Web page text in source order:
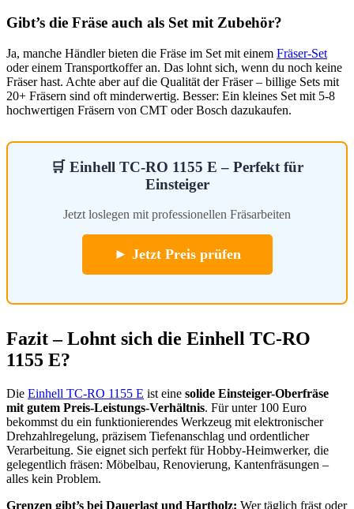
Gibt’s die Fräse auch als Set mit Zubehör?
Ja, manche Händler bieten die Fräse im Set mit einem Fräser-Set
oder einem Transportkoffer an. Das lohnt sich, wenn du noch keine
Fräser hast. Achte aber auf die Qualität der Fräser – billige Sets mit
20+ Fräsern sind oft minderwertig. Besser: Ein kleines Set mit 5-8
hochwertigen Fräsern von CMT oder Bosch dazukaufen.
🛒 Einhell TC-RO 1155 E – Perfekt für
Einsteiger
Jetzt loslegen mit professionellen Fräsarbeiten
► Jetzt Preis prüfen
Fazit – Lohnt sich die Einhell TC-RO
1155 E?
Die Einhell TC-RO 1155 E ist eine solide Einsteiger-Oberfräse
mit gutem Preis-Leistungs-Verhältnis. Für unter 100 Euro
bekommst du ein funktionierendes Werkzeug mit elektronischer
Drehzahlregelung, präzisem Tiefenanschlag und ordentlicher
Verarbeitung. Sie eignet sich perfekt für Hobby-Heimwerker, die
gelegentlich fräsen: Möbelbau, Renovierung, Kantenfräsungen –
alles kein Problem.
Grenzen gibt’s bei Dauerlast und Hartholz: Wer täglich fräst oder